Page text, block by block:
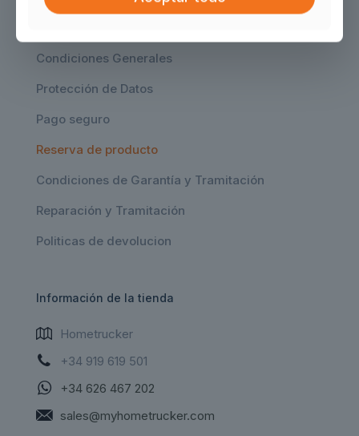
Condiciones Generales
Protección de Datos
Pago seguro
Reserva de producto
Condiciones de Garantía y Tramitación
Reparación y Tramitación
Politicas de devolucion
Información de la tienda
Hometrucker
+34 919 619 501
+34 626 467 202
sales@myhometrucker.com